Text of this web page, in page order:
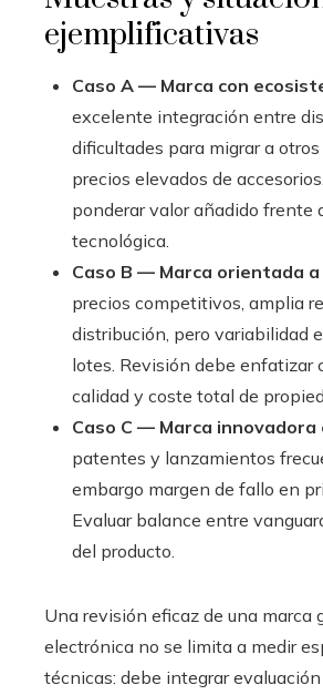
ejemplificativas
Caso A — Marca con
excelente integración entre
dificultades para migrar a
precios elevados de
ponderar valor añadido frente
tecnológica.
Caso B — Marca orientada a
precios competitivos, amplia
distribución, pero variabilidad
lotes. Revisión debe enfatizar
calidad y coste total de
Caso C — Marca innovadora
patentes y lanzamientos
embargo margen de fallo en
Evaluar balance entre
del producto.
Una revisión eficaz de una marca
electrónica no se limita a medir
técnicas: debe integrar evaluación